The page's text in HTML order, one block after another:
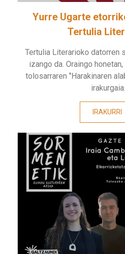
Yurre Ugarte
Tertulia
Tertulia Literarioko datorren
izango da. Oraingo
tolosarraren ‘'Harakinaren
IRAKURRI